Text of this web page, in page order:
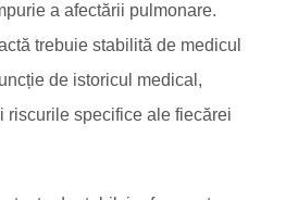
a afectării pulmonare.
trebuie stabilită de medicul
de istoricul medical,
riscurile specifice ale fiecărei